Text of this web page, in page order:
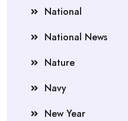
National
National News
Nature
Navy
New Year